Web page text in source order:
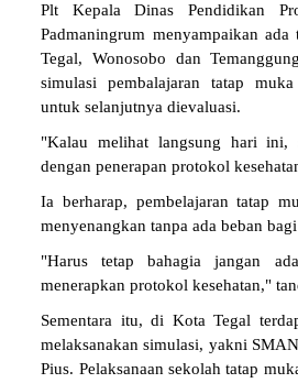
Plt Kepala Dinas Pendidikan
Padmaningrum menyampaikan
Tegal, Wonosobo dan
simulasi pembalajaran tatap
untuk selanjutnya dievaluasi.
"Kalau melihat langsung hari ini,
dengan penerapan protokol
Ia berharap, pembelajaran tatap
menyenangkan tanpa ada beban
"Harus tetap bahagia jangan
menerapkan protokol kesehatan,"
Sementara itu, di Kota Tegal
melaksanakan simulasi, yakni
Pius. Pelaksanaan sekolah tatap